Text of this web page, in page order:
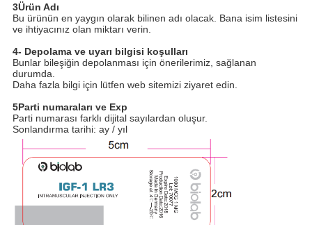
3Ürün Adı
Bu ürünün en yaygın olarak bilinen adı olacak. Bana isim listesini
ve ihtiyacınız olan miktarı verin.
4- Depolama ve uyarı bilgisi koşulları
Bunlar bileşiğin depolanması için önerilerimiz, sağlanan
durumda.
Daha fazla bilgi için lütfen web sitemizi ziyaret edin.
5Parti numaraları ve Exp
Parti numarası farklı dijital sayılardan oluşur.
Sonlandırma tarihi: ay / yıl